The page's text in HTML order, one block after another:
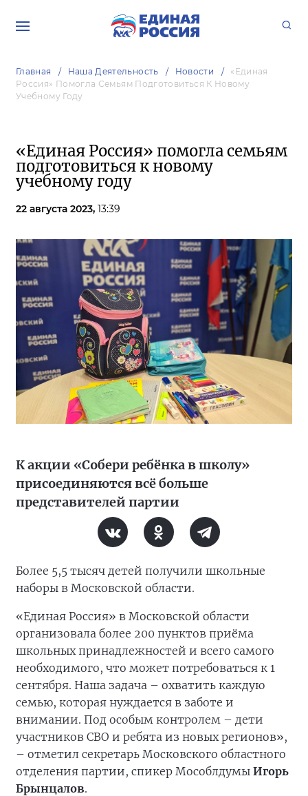
Главная Наша Деятельность Новости
«Единая
Россия» Помогла Семьям Подготовиться К Новому
Учебному Году
«Единая Россия» помогла семьям
подготовиться к новому
учебному году
22 августа 2023, 13:39
К акции «Собери ребёнка в школу»
присоединяются всё больше
представителей партии
Более 5,5 тысяч детей получили школьные
наборы в Московской области.
«Единая Россия» в Московской области
организовала более 200 пунктов приёма
школьных принадлежностей и всего самого
необходимого, что может потребоваться к 1
сентября. Наша задача – охватить каждую
семью, которая нуждается в заботе и
внимании. Под особым контролем – дети
участников СВО и ребята из новых регионов»,
– отметил секретарь Московского областного
отделения партии, спикер Мособлдумы Игорь
Брынцалов.